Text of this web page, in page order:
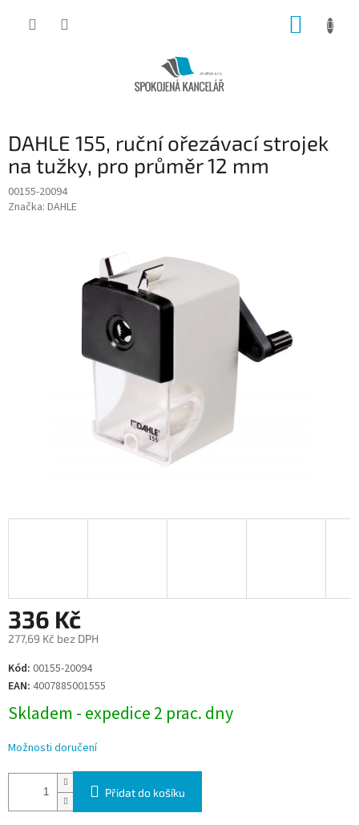
DAHLE 155, ruční ořezávací strojek
na tužky, pro průměr 12 mm
00155-20094
Značka: DAHLE
336 Kč
277,69 Kč bez DPH
Měrná
cena:
Kód: 00155-20094
EAN: 4007885001555
Skladem - expedice 2 prac. dny
Možnosti doručení
Přidat do košíku